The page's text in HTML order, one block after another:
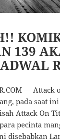
139
— Attack
pada saat
Attack On
pecinta
disebabkan